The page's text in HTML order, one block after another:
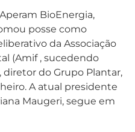
BioEnergia,
posse como
da Associação
(Amif , sucedendo
diretor do Grupo Plantar,
A atual presidente
Maugeri, segue em